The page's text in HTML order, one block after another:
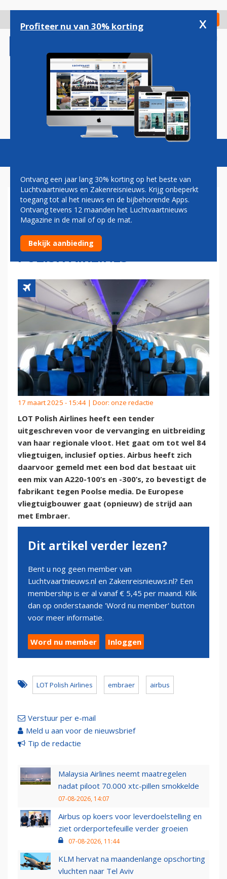
gaan
Check in
Magazine Podcasts Vacatures
AIRBUS STRIJDT MET
EMBRAER OM GROTE
VLOOTVERNIEUWING BIJ LOT
POLISH AIRLINES
17 maart 2025 - 15:44 | Door: onze redactie
LOT Polish Airlines heeft een tender
uitgeschreven voor de vervanging en uitbreiding
van haar regionale vloot. Het gaat om tot wel 84
vliegtuigen, inclusief opties. Airbus heeft zich
daarvoor gemeld met een bod dat bestaat uit
een mix van A220-100’s en -300’s, zo bevestigt de
fabrikant tegen Poolse media. De Europese
vliegtuigbouwer gaat (opnieuw) de strijd aan
met Embraer.
Dit artikel verder lezen?
Bent u nog geen member van
Luchtvaartnieuws.nl en Zakenreisnieuws.nl? Een
membership is er al vanaf € 5,45 per maand. Klik
dan op onderstaande 'Word nu member' button
voor meer informatie.
Word nu member Inloggen
LOT Polish Airlines embraer airbus
Verstuur per e-mail
Meld u aan voor de nieuwsbrief
Tip de redactie
Malaysia Airlines neemt maatregelen
nadat piloot 70.000 xtc-pillen smokkelde
07-08-2026, 14:07
Airbus op koers voor leverdoelstelling en
ziet orderportefeuille verder groeien
07-08-2026, 11:44
KLM hervat na maandenlange opschorting
vluchten naar Tel Aviv
Profiteer nu van 30% korting x
Ontvang een jaar lang 30% korting op het beste van
Luchtvaartnieuws en Zakenreisnieuws. Krijg onbeperkt
toegang tot al het nieuws en de bijbehorende Apps.
Ontvang tevens 12 maanden het Luchtvaartnieuws
Magazine in de mail of op de mat.
Bekijk aanbieding